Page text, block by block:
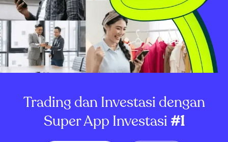
Trading dan Investasi dengan
Super App Investasi#1